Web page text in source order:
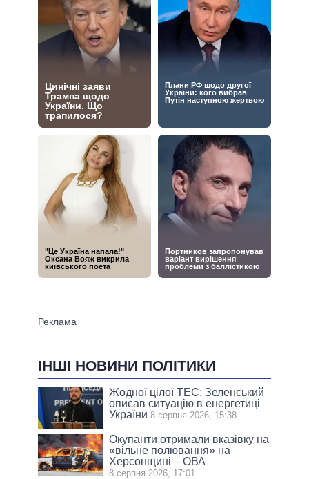
ІНШІ НОВИНИ ПОЛІТИКИ
Жодної цілої ТЕС: Зеленський
описав ситуацію в енергетиці
України 8 серпня 2026, 15:38
Окупанти отримали вказівку на
«вільне полювання» на
Херсонщині – ОВА
8 серпня 2026, 17:01